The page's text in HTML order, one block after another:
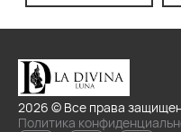
2026 © Все права
Политика